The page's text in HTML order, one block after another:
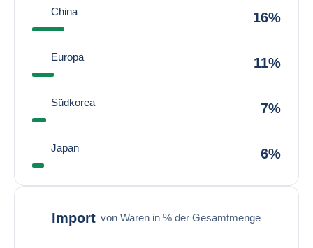
China 16%
Europa 11%
Südkorea 7%
Japan 6%
Import von Waren in % der Gesamtmenge